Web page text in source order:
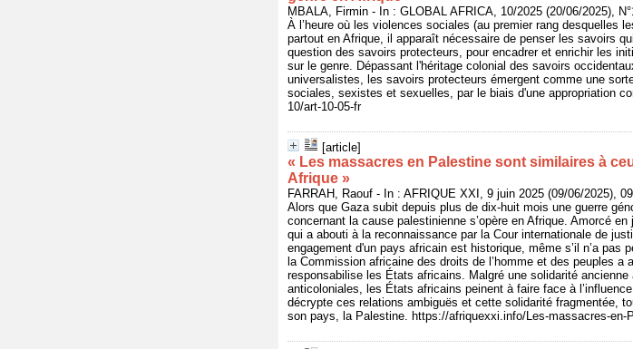
MBALA, Firmin - In : GLOBAL AFRICA, 10/2025 (20/06/2025),
À l’heure où les violences sociales (au premier rang desquelles
partout en Afrique, il apparaît nécessaire de penser les savoirs
question des savoirs protecteurs, pour encadrer et enrichir les
sur le genre. Dépassant l'héritage colonial des savoirs
universalistes, les savoirs protecteurs émergent comme une
sociales, sexistes et sexuelles, par le biais d'une appropriation
10/art-10-05-fr
[article]
« Les massacres en Palestine sont similaires à
Afrique »
FARRAH, Raouf - In : AFRIQUE XXI, 9 juin 2025 (09/06/2025),
Alors que Gaza subit depuis plus de dix-huit mois une guerre
concernant la cause palestinienne s’opère en Afrique. Amorcé
qui a abouti à la reconnaissance par la Cour internationale de
engagement d'un pays africain est historique, même s’il n’a
la Commission africaine des droits de l’homme et des peuples a
responsabilise les États africains. Malgré une solidarité
anticoloniales, les États africains peinent à faire face à
décrypte ces relations ambiguës et cette solidarité fragmentée,
son pays, la Palestine. https://afriquexxi.info/Les-massacres-en-